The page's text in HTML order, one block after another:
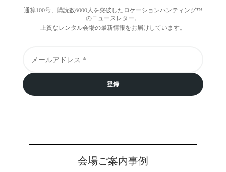
通算100号、購読数6000人を突破したロケーションハンティング™️
のニュースレター。
上質なレンタル会場の最新情報をお届けしています。
登録
会場ご案内事例